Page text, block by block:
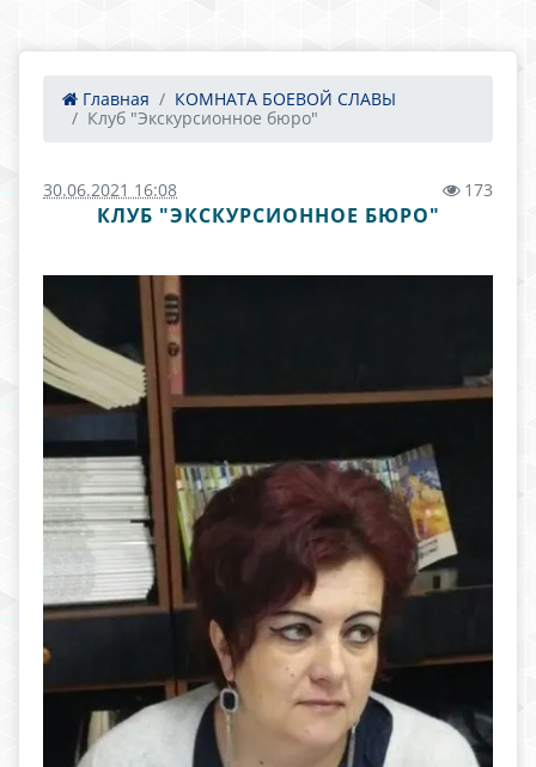
Главная
КОМНАТА БОЕВОЙ СЛАВЫ
Клуб "Экскурсионное бюро"
30.06.2021 16:08 173
КЛУБ "ЭКСКУРСИОННОЕ БЮРО"